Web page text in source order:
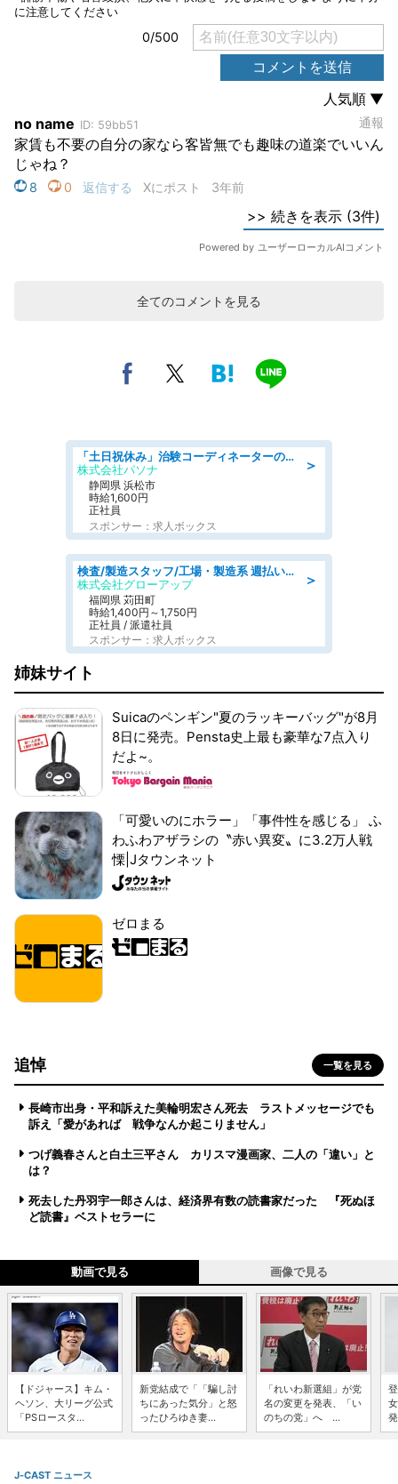
全てのコメントを見る
＞
「土日祝休み」治験コーディネーターのお仕事/未経験OK
株式会社パソナ
静岡県 浜松市
時給1,600円
正社員
スポンサー：求人ボックス
＞
検査/製造スタッフ/工場・製造系 週払いOK 土日休み プラスチック製品組立 チェック
株式会社グローアップ
福岡県 苅田町
時給1,400円～1,750円
正社員 / 派遣社員
スポンサー：求人ボックス
姉妹サイト
Suicaのペンギン"夏のラッキーバッグ"が8月
8日に発売。Pensta史上最も豪華な7点入り
だよ~。
「可愛いのにホラー」「事件性を感じる」 ふ
わふわアザラシの〝赤い異変〟に3.2万人戦
慄|Jタウンネット
ゼロまる
追悼 一覧を見る
長崎市出身・平和訴えた美輪明宏さん死去 ラストメッセージでも
訴え「愛があれば 戦争なんか起こりません」
つげ義春さんと白土三平さん カリスマ漫画家、二人の「違い」と
は？
死去した丹羽宇一郎さんは、経済界有数の読書家だった 『死ぬほ
ど読書』ベストセラーに
動画で見る 画像で見る
【ドジャース】キム・
ヘソン、大リーグ公式
「PSロースタ...
新党結成で「「騙し討
ちにあった気分」と怒
ったひろゆき妻...
「れいわ新選組」が党
名の変更を発表、「い
のちの党」へ ...
J-CAST ニュース